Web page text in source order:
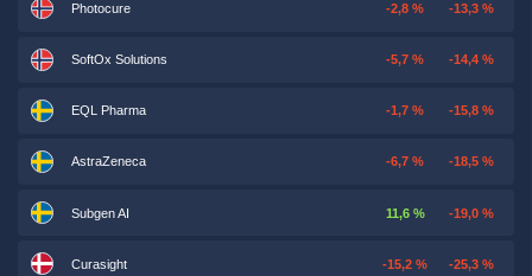
Photocure -2,8 % -13,3 %
SoftOx Solutions -5,7 % -14,4 %
EQL Pharma -1,7 % -15,8 %
AstraZeneca -6,7 % -18,5 %
Subgen AI 11,6 % -19,0 %
Curasight -15,2 % -25,3 %